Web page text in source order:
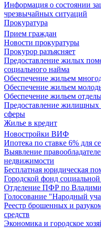
Информация о состоянии
чрезвычайных ситуаций
Прокуратура
Прием граждан
Новости прокуратуры
Прокурор разъясняет
Предоставление жилых
социального найма
Обеспечение жильем
Обеспечение жильем
Обеспечение жильем
Предоставление жилищных
сферы
Жилье в кредит
Новостройки ВИФ
Ипотека по ставке 6% для
Выявление
недвижимости
Бесплатная юридическая
Городской фонд
Отделение ПФР по
Голосование "Народный
Реестр брошенных и
средств
Экономика и городское